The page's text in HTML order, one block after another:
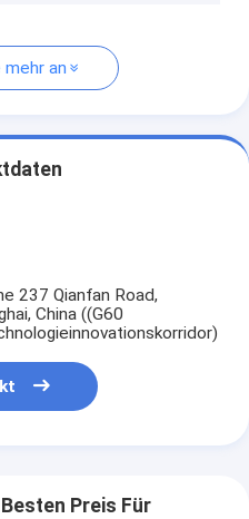
mehr an
237 Qianfan Road,
China ((G60
Preis Für